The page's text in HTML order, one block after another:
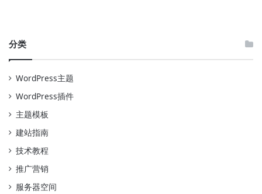
分类
WordPress主题
WordPress插件
主题模板
建站指南
技术教程
推广营销
服务器空间